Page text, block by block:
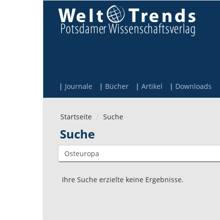
Journale Bücher Artikel Downloads
Startseite Suche
Suche
Ihre Suche erzielte keine Ergebnisse.